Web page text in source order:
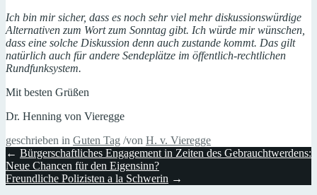
Ich bin mir sicher, dass es noch sehr viel mehr diskussionswürdige
Alternativen zum Wort zum Sonntag gibt. Ich würde mir wünschen,
dass eine solche Diskussion denn auch zustande kommt. Das gilt
natürlich auch für andere Sendeplätze im öffentlich-rechtlichen
Rundfunksystem.
Mit besten Grüßen
Dr. Henning von Vieregge
geschrieben in Guten Tag /von H. v. Vieregge
← Bürgerschaftliches Engagement in Zeiten des Gebrauchtwerdens:
Neue Chancen für den Eigensinn?
Freundliche Polizisten a la Schwerin →